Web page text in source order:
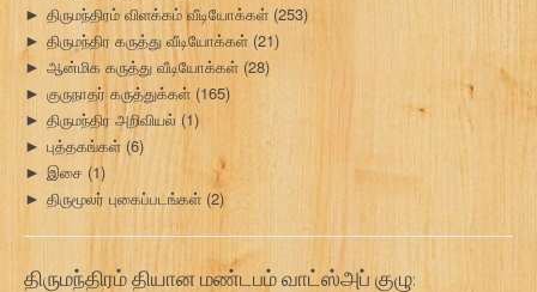
► திருமந்திரம் விளக்கம் வீடியோக்கள் (253)
► திருமந்திர கருத்து வீடியோக்கள் (21)
► ஆன்மிக கருத்து வீடியோக்கள் (28)
► குருநாதர் கருத்துக்கள் (165)
► திருமந்திர அறிவியல் (1)
► புத்தகங்கள் (6)
► இசை (1)
► திருமூலர் புகைப்படங்கள் (2)
திருமந்திரம் தியான மண்டபம் வாட்ஸ்அப் குழு: